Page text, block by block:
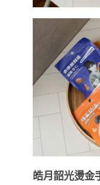
皓月韶光燙金